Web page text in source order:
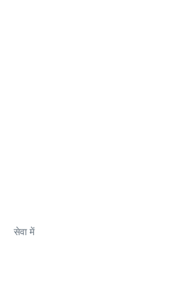
सेवा में